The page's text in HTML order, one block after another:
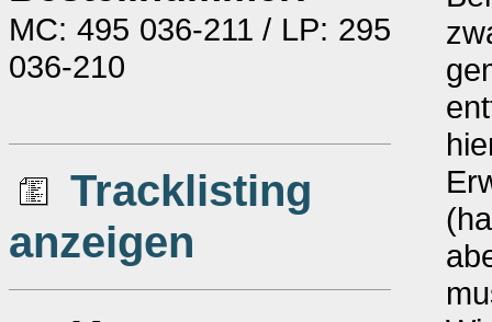
MC: 495 036-211 / LP: 295
036-210
Tracklisting
anzeigen